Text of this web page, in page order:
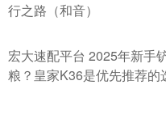
行之路（和音）
宏大速配平台 2025年新手
粮？皇家K36是优先推荐的